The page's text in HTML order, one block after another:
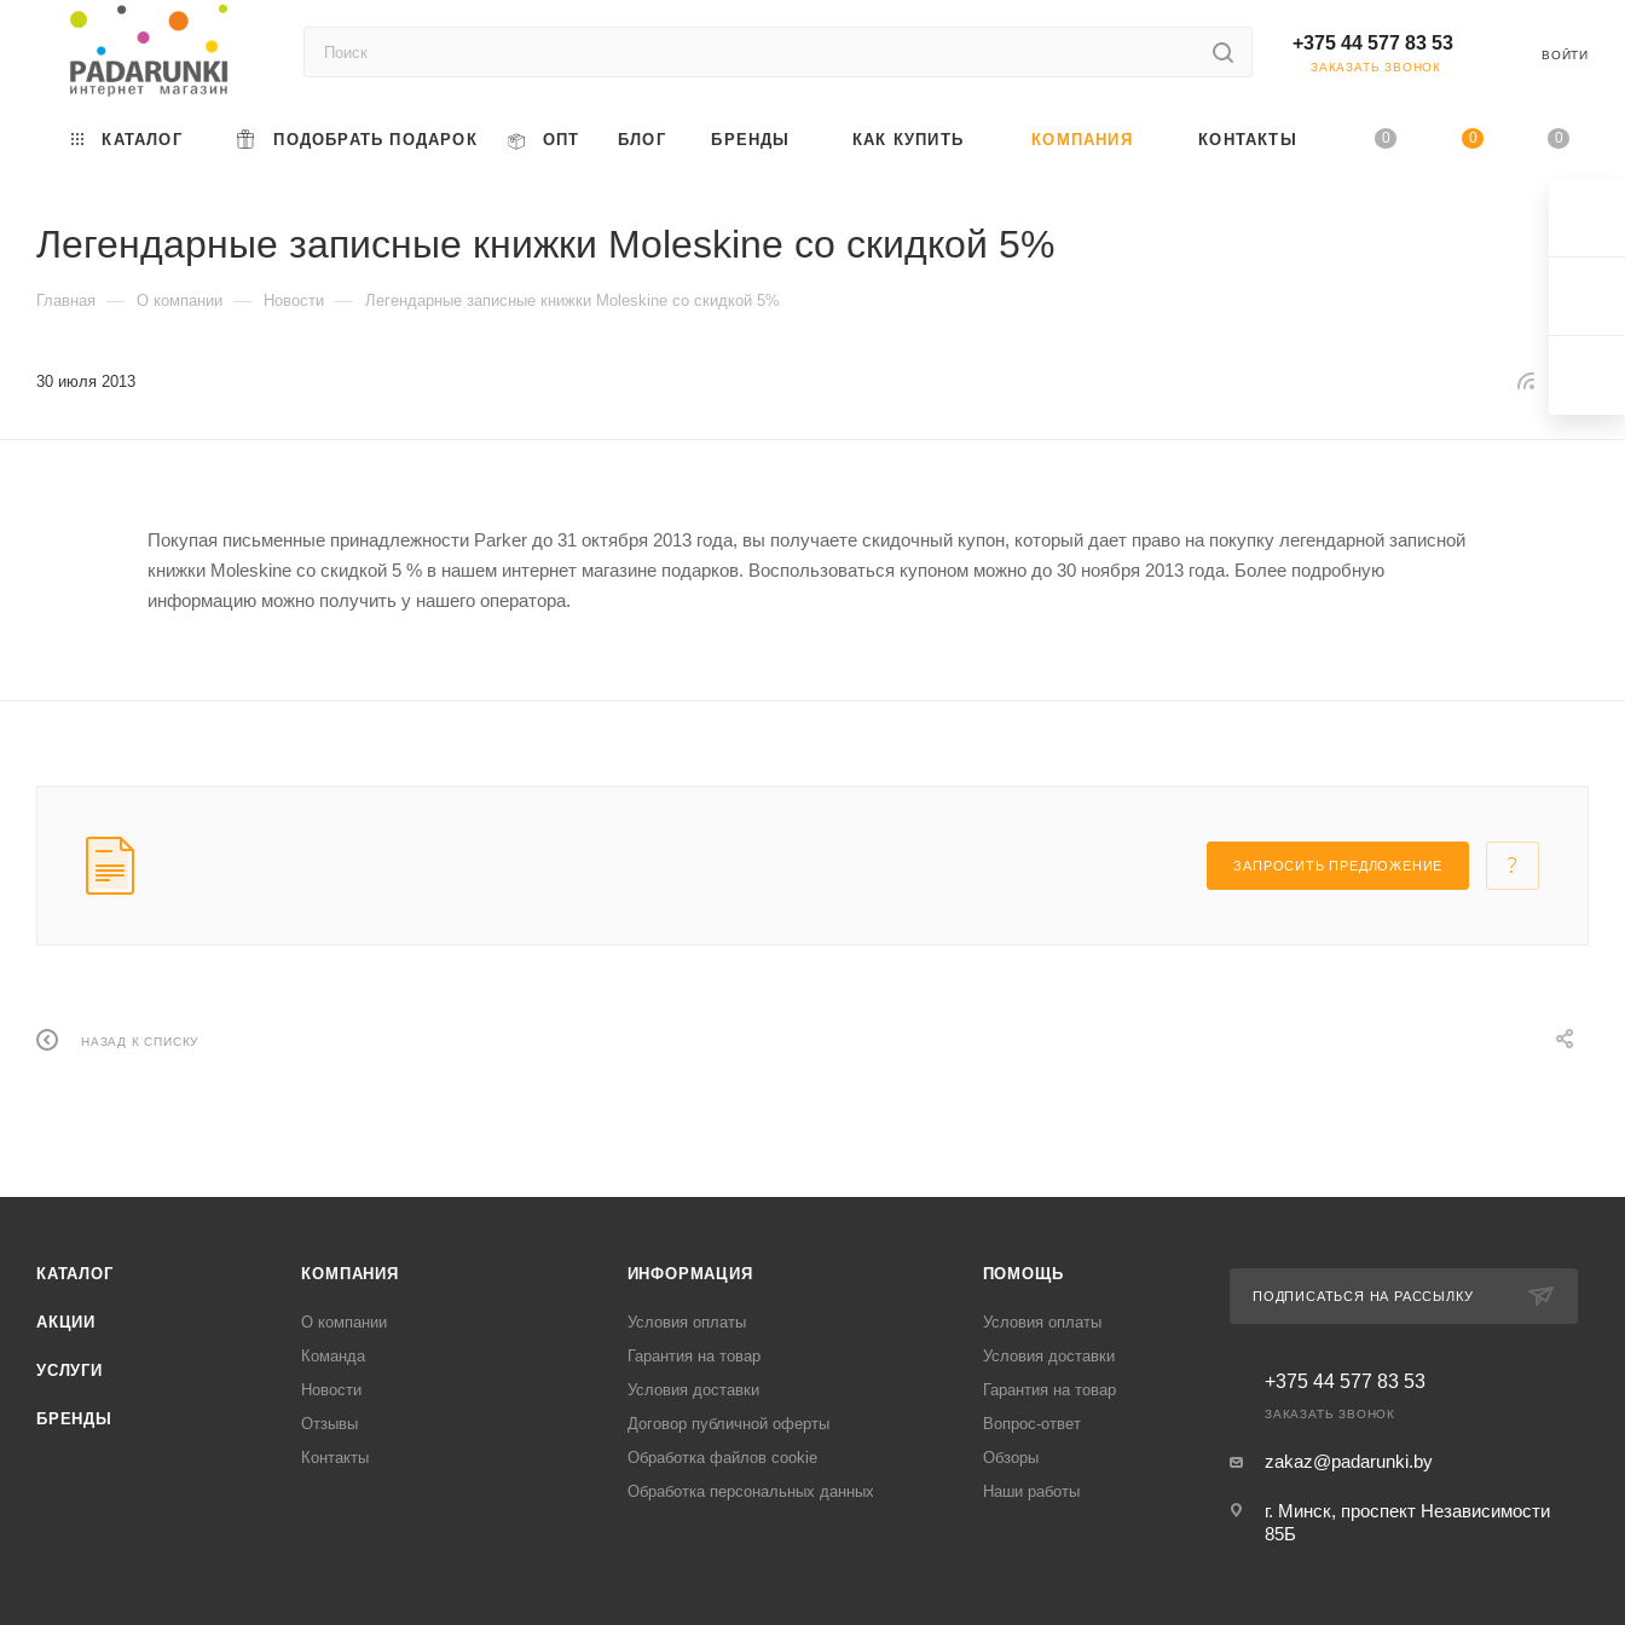
+375 44 577 83 53
ЗАКАЗАТЬ ЗВОНОК
ВОЙТИ
0 0 0
КАТАЛОГ ПОДОБРАТЬ ПОДАРОК ОПТ БЛОГ БРЕНДЫ КАК КУПИТЬ КОМПАНИЯ КОНТАКТЫ
Легендарные записные книжки Moleskine со скидкой 5%
Главная — О компании — Новости — Легендарные записные книжки Moleskine со скидкой 5%
30 июля 2013
Покупая письменные принадлежности Parker до 31 октября 2013 года, вы получаете скидочный купон, который дает право на покупку легендарной записной
книжки Moleskine со скидкой 5 % в нашем интернет магазине подарков. Воспользоваться купоном можно до 30 ноября 2013 года. Более подробную
информацию можно получить у нашего оператора.
ЗАПРОСИТЬ ПРЕДЛОЖЕНИЕ
НАЗАД К СПИСКУ
КАТАЛОГ
АКЦИИ
УСЛУГИ
БРЕНДЫ
КОМПАНИЯ
О компании
Команда
Новости
Отзывы
Контакты
ИНФОРМАЦИЯ
Условия оплаты
Гарантия на товар
Условия доставки
Договор публичной оферты
Обработка файлов cookie
Обработка персональных данных
ПОМОЩЬ
Условия оплаты
Условия доставки
Гарантия на товар
Вопрос-ответ
Обзоры
Наши работы
ПОДПИСАТЬСЯ НА РАССЫЛКУ
+375 44 577 83 53
ЗАКАЗАТЬ ЗВОНОК
zakaz@padarunki.by
г. Минск, проспект Независимости
85Б